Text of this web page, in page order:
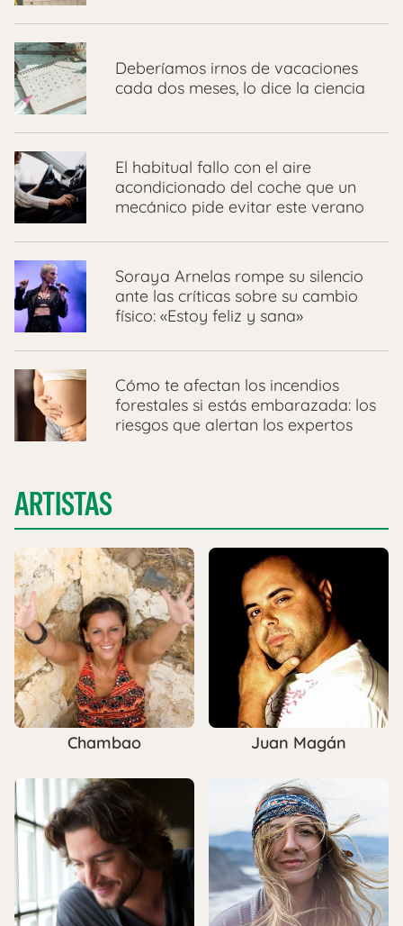
Deberíamos irnos de vacaciones
cada dos meses, lo dice la ciencia
El habitual fallo con el aire
acondicionado del coche que un
mecánico pide evitar este verano
Soraya Arnelas rompe su silencio
ante las críticas sobre su cambio
físico: «Estoy feliz y sana»
Cómo te afectan los incendios
forestales si estás embarazada: los
riesgos que alertan los expertos
ARTISTAS
Chambao Juan Magán